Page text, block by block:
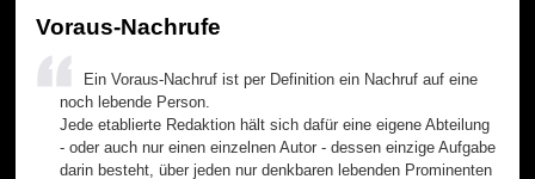
Voraus-Nachrufe
Ein Voraus-Nachruf ist per Definition ein Nachruf auf eine
noch lebende Person.
Jede etablierte Redaktion hält sich dafür eine eigene Abteilung
- oder auch nur einen einzelnen Autor - dessen einzige Aufgabe
darin besteht, über jeden nur denkbaren lebenden Prominenten